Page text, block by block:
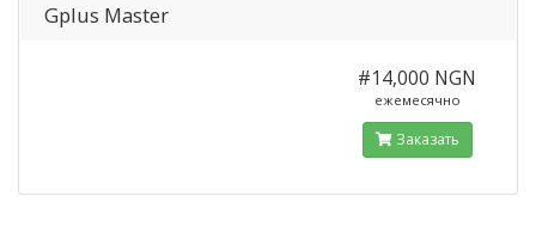
Gplus Master
#14,000 NGN
ежемесячно
Заказать